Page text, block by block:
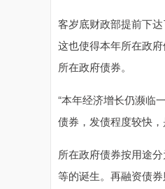
客岁底财政部提前下
这也使得本年所在政
所在政府债券。
“本年经济增长仍濒临
债券，发债程度较快，
所在政府债券按用途
等的诞生。再融资债券